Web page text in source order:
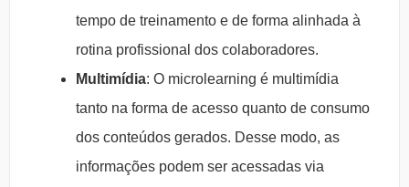
tempo de treinamento e de forma alinhada à
rotina profissional dos colaboradores.
Multimídia: O microlearning é multimídia
tanto na forma de acesso quanto de consumo
dos conteúdos gerados. Desse modo, as
informações podem ser acessadas via